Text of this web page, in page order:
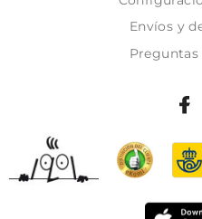
Envíos y